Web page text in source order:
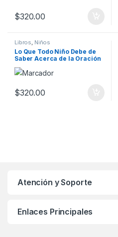
$320.00
Libros, Niños
Lo Que Todo Niño Debe de
Saber Acerca de la Oración
$320.00
Atención y Soporte
Enlaces Principales